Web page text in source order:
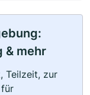
& mehr
Teilzeit, zur